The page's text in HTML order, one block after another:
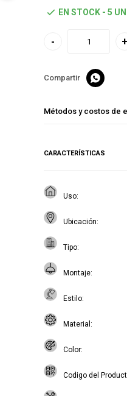
EN STOCK - 5
- +

Métodos y costos de
CARACTERÍSTICAS
Uso
Ubicación
Tipo
Montaje
Estilo
Material
Color
Codigo del